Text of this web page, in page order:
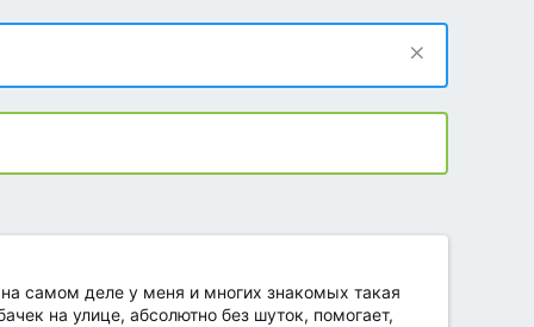
самом деле у меня и многих знакомых такая
на улице, абсолютно без шуток, помогает,